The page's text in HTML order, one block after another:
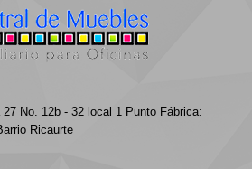
27 No. 12b - 32 local 1 Punto Fábrica:
Ricaurte